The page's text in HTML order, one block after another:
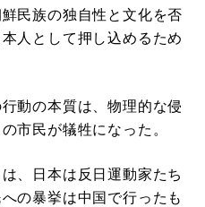
民族の独自性と文化を否
人として押し込めるため
動の本質は、物理的な侵
市民が犠牲になった。
、日本は反日運動家たち
の暴挙は中国で行ったも